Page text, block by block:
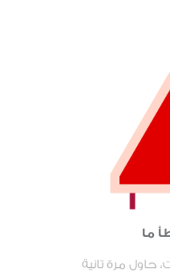
ما
حاول مرة تانية